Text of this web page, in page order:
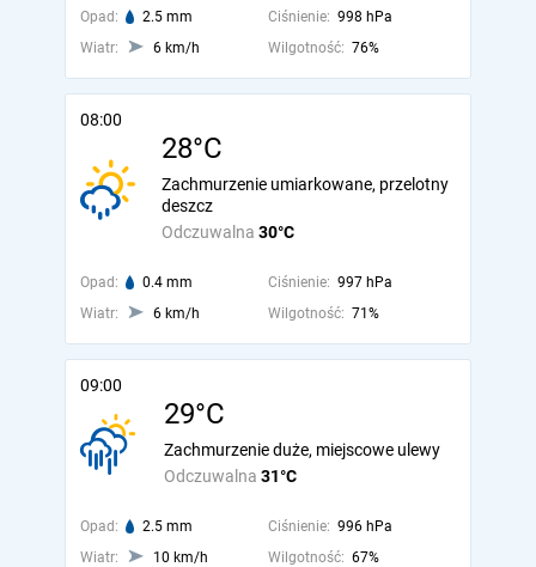
Opad: 2.5 mm Ciśnienie: 998 hPa
Wiatr:
6 km/h Wilgotność: 76%
08:00
28°C
Odczuwalna 30°C
Zachmurzenie umiarkowane, przelotny
deszcz
Opad: 0.4 mm Ciśnienie: 997 hPa
Wiatr:
6 km/h Wilgotność: 71%
09:00
29°C
Odczuwalna 31°C
Zachmurzenie duże, miejscowe ulewy
Opad: 2.5 mm Ciśnienie: 996 hPa
Wiatr:
10 km/h Wilgotność: 67%